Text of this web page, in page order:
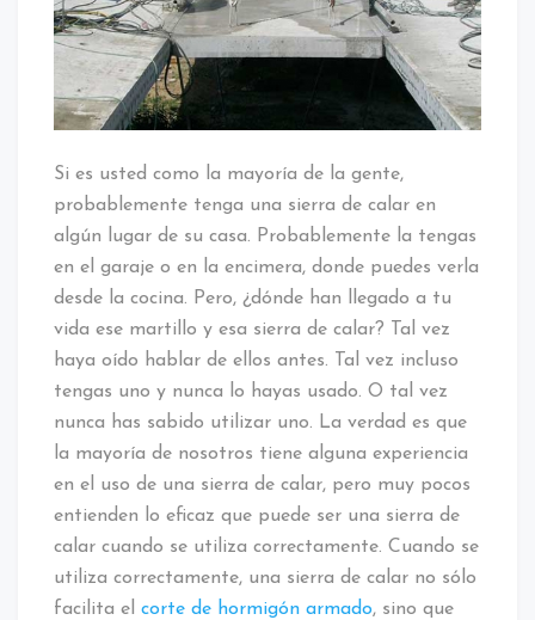
Si es usted como la mayoría de la gente,
probablemente tenga una sierra de calar en
algún lugar de su casa. Probablemente la tengas
en el garaje o en la encimera, donde puedes verla
desde la cocina. Pero, ¿dónde han llegado a tu
vida ese martillo y esa sierra de calar? Tal vez
haya oído hablar de ellos antes. Tal vez incluso
tengas uno y nunca lo hayas usado. O tal vez
nunca has sabido utilizar uno. La verdad es que
la mayoría de nosotros tiene alguna experiencia
en el uso de una sierra de calar, pero muy pocos
entienden lo eficaz que puede ser una sierra de
calar cuando se utiliza correctamente. Cuando se
utiliza correctamente, una sierra de calar no sólo
facilita el corte de hormigón armado, sino que